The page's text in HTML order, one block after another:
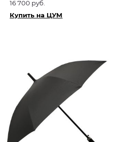
16 700 руб.
Купить на ЦУМ